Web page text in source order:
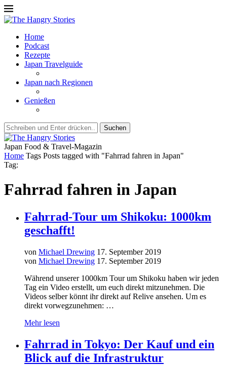
Home
Podcast
Rezepte
Japan Travelguide
Japan nach Regionen
Genießen
Suchen
Japan Food & Travel-Magazin
Home Tags Posts tagged with "Fahrrad fahren in Japan"
Tag:
Fahrrad fahren in Japan
Fahrrad-Tour um Shikoku: 1000km
geschafft!
von Michael Drewing 17. September 2019
von Michael Drewing 17. September 2019
Während unserer 1000km Tour um Shikoku haben wir jeden
Tag ein Video erstellt, um euch direkt mitzunehmen. Die
Videos selber könnt ihr direkt auf Relive ansehen. Um es
direkt vorwegzunehmen: …
Mehr lesen
Fahrrad in Tokyo: Der Kauf und ein
Blick auf die Infrastruktur